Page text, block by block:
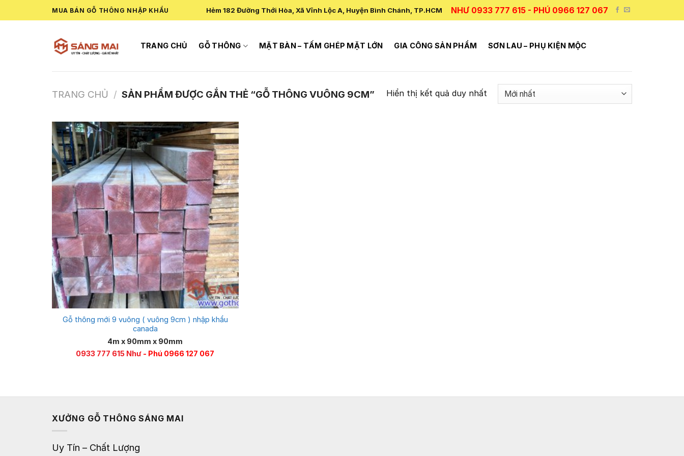
to
MUA BÁN GỖ THÔNG NHẬP KHẨU Hẻm 182 Đường Thới Hòa, Xã Vĩnh Lộc A, Huyện Bình Chánh, TP.HCM NHƯ 0933 777 615 - PHÚ 0966 127 067
TRANG CHỦ GỖ THÔNG MẶT BÀN – TẤM GHÉP MẶT LỚN GIA CÔNG SẢN PHẨM SƠN LAU – PHỤ KIỆN MỘC
TRANG CHỦ / SẢN PHẨM ĐƯỢC GẮN THẺ “GỖ THÔNG VUÔNG 9CM” Hiển thị kết quả duy nhất
Gỗ thông mới 9 vuông ( vuông 9cm ) nhập khẩu
canada
4m x 90mm x 90mm
0933 777 615 Như - Phú 0966 127 067
XƯỞNG GỖ THÔNG SÁNG MAI
Uy Tín – Chất Lượng